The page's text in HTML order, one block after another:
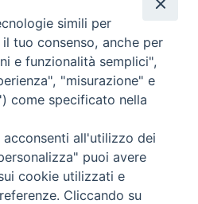
alla celebrazione
aiutare a vivere il tempo
del dono ricevuto? A
chiamati gli opera-tori
simili per
tuo consenso, anche per
e funzionalità semplici",
"misurazione" e
come specificato nella
all'utilizzo dei
puoi avere
cookie utilizzati e
Cliccando su